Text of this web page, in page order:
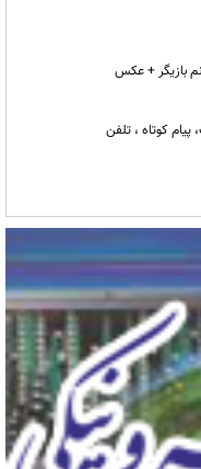
بازیگر + عکس
پیام کوتاه ، تلفن